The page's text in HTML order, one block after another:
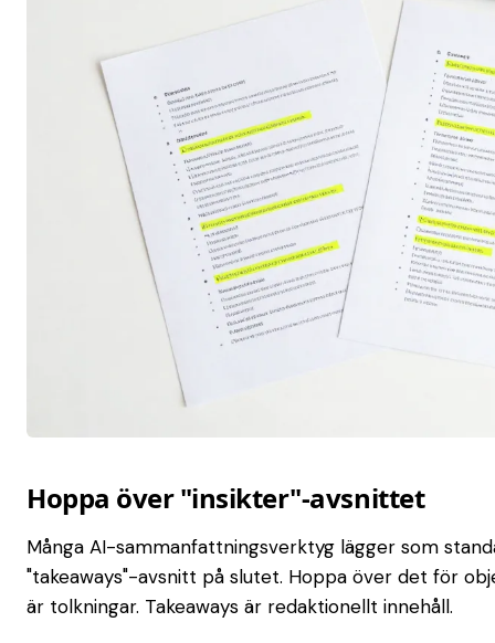
Hoppa över "insikter"-avsnittet
Många AI-sammanfattningsverktyg lägger som
"takeaways"-avsnitt på slutet. Hoppa över det för
är tolkningar. Takeaways är redaktionellt innehåll.